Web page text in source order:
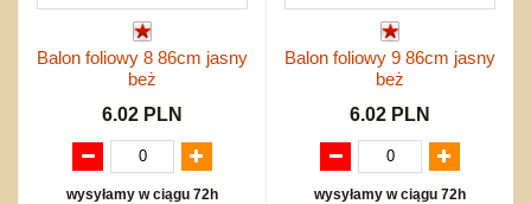
Balon foliowy 8 86cm jasny
beż
6.02 PLN
wysyłamy w ciągu 72h
Balon foliowy 9 86cm jasny
beż
6.02 PLN
wysyłamy w ciągu 72h